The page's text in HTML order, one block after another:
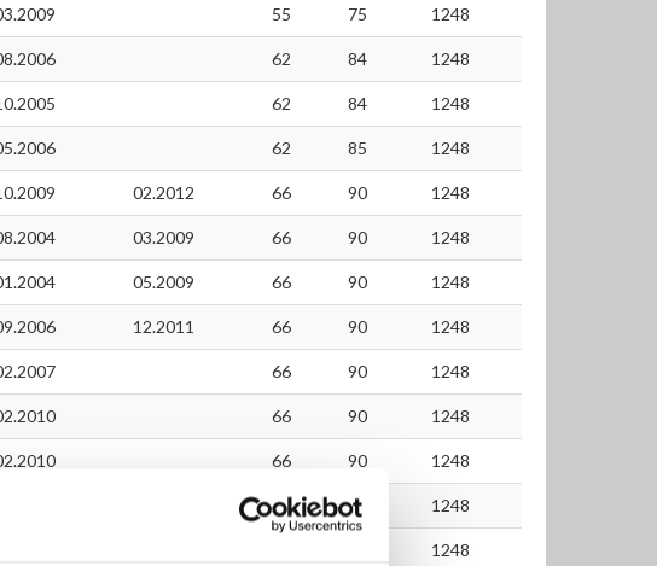
55 75 1248
62 84 1248
62 84 1248
62 85 1248
02.2012 66 90 1248
03.2009 66 90 1248
05.2009 66 90 1248
12.2011 66 90 1248
66 90 1248
66 90 1248
66 90 1248
66 90 1248
1248